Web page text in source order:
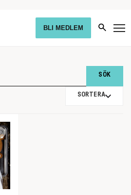
BLI MEDLEM
SORTERA